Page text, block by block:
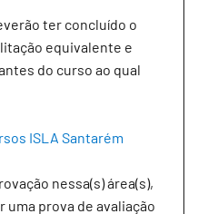
ter concluído o
equivalente e
do curso ao qual
ISLA Santarém
nessa(s) área(s),
uma prova de avaliação